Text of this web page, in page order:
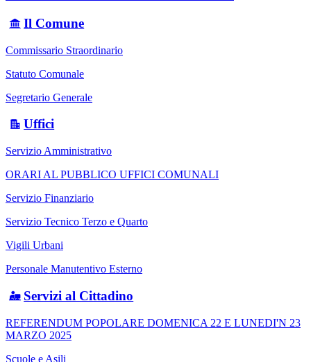
Il Comune
Commissario Straordinario
Statuto Comunale
Segretario Generale
Uffici
Servizio Amministrativo
ORARI AL PUBBLICO UFFICI COMUNALI
Servizio Finanziario
Servizio Tecnico Terzo e Quarto
Vigili Urbani
Personale Manutentivo Esterno
Servizi al Cittadino
REFERENDUM POPOLARE DOMENICA 22 E LUNEDI'N 23
MARZO 2025
Scuole e Asili